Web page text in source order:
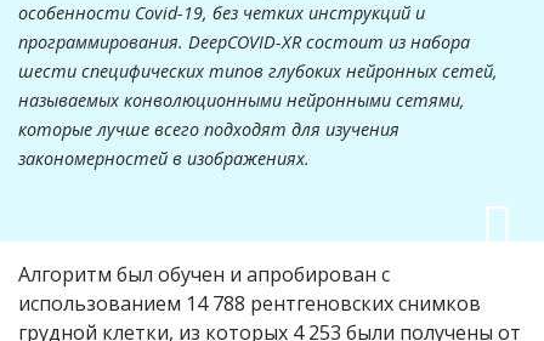
особенности Covid-19, без четких инструкций и
программирования. DeepCOVID-XR состоит из набора
шести специфических типов глубоких нейронных сетей,
называемых конволюционными нейронными сетями,
которые лучше всего подходят для изучения
закономерностей в изображениях.
Алгоритм был обучен и апробирован с
использованием 14 788 рентгеновских снимков
грудной клетки, из которых 4 253 были получены от